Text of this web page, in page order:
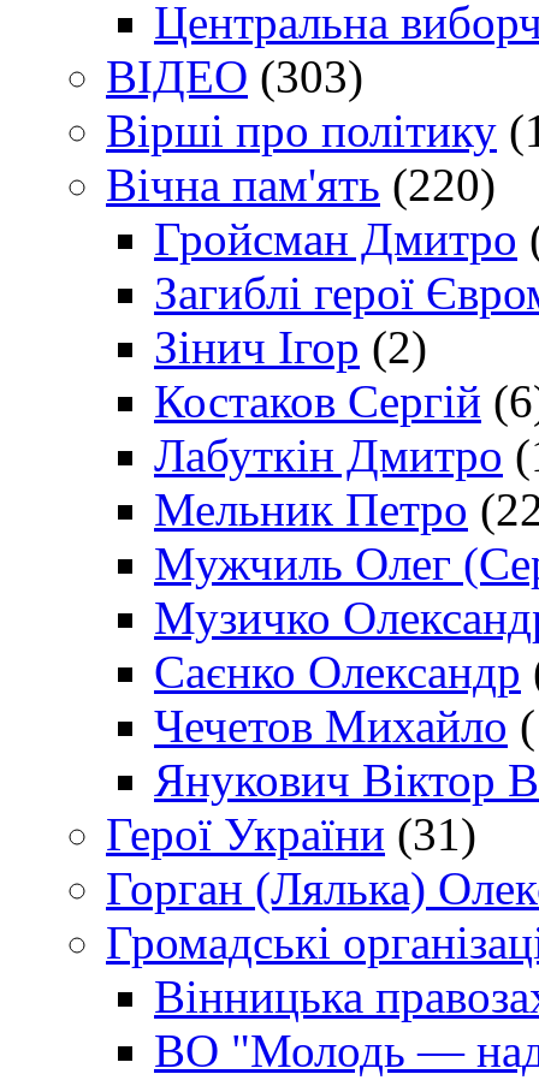
Центральна
ВІДЕО (303)
Вірші про політику
Вічна пам'ять (220)
Гройсман Дмитро
Загиблі герої
Зінич Ігор (2)
Костаков Сергій
Лабуткін Дмитро
Мельник Петро
Мужчиль Олег
Музичко
Саєнко Олександр
Чечетов Михайло
Янукович Віктор
Герої України (31)
Горган (Лялька)
Громадські
Вінницька
ВО "Молодь —